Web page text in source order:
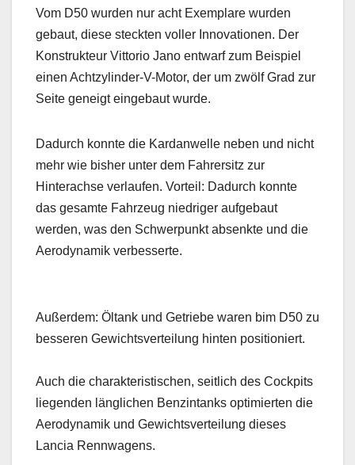
Vom D50 wurden nur acht Exemplare wurden
gebaut, diese steckten voller Innovationen. Der
Konstrukteur Vittorio Jano entwarf zum Beispiel
einen Achtzylinder-V-Motor, der um zwölf Grad zur
Seite geneigt eingebaut wurde.
Dadurch konnte die Kardanwelle neben und nicht
mehr wie bisher unter dem Fahrersitz zur
Hinterachse verlaufen. Vorteil: Dadurch konnte
das gesamte Fahrzeug niedriger aufgebaut
werden, was den Schwerpunkt absenkte und die
Aerodynamik verbesserte.
Außerdem: Öltank und Getriebe waren bim D50 zu
besseren Gewichtsverteilung hinten positioniert.
Auch die charakteristischen, seitlich des Cockpits
liegenden länglichen Benzintanks optimierten die
Aerodynamik und Gewichtsverteilung dieses
Lancia Rennwagens.